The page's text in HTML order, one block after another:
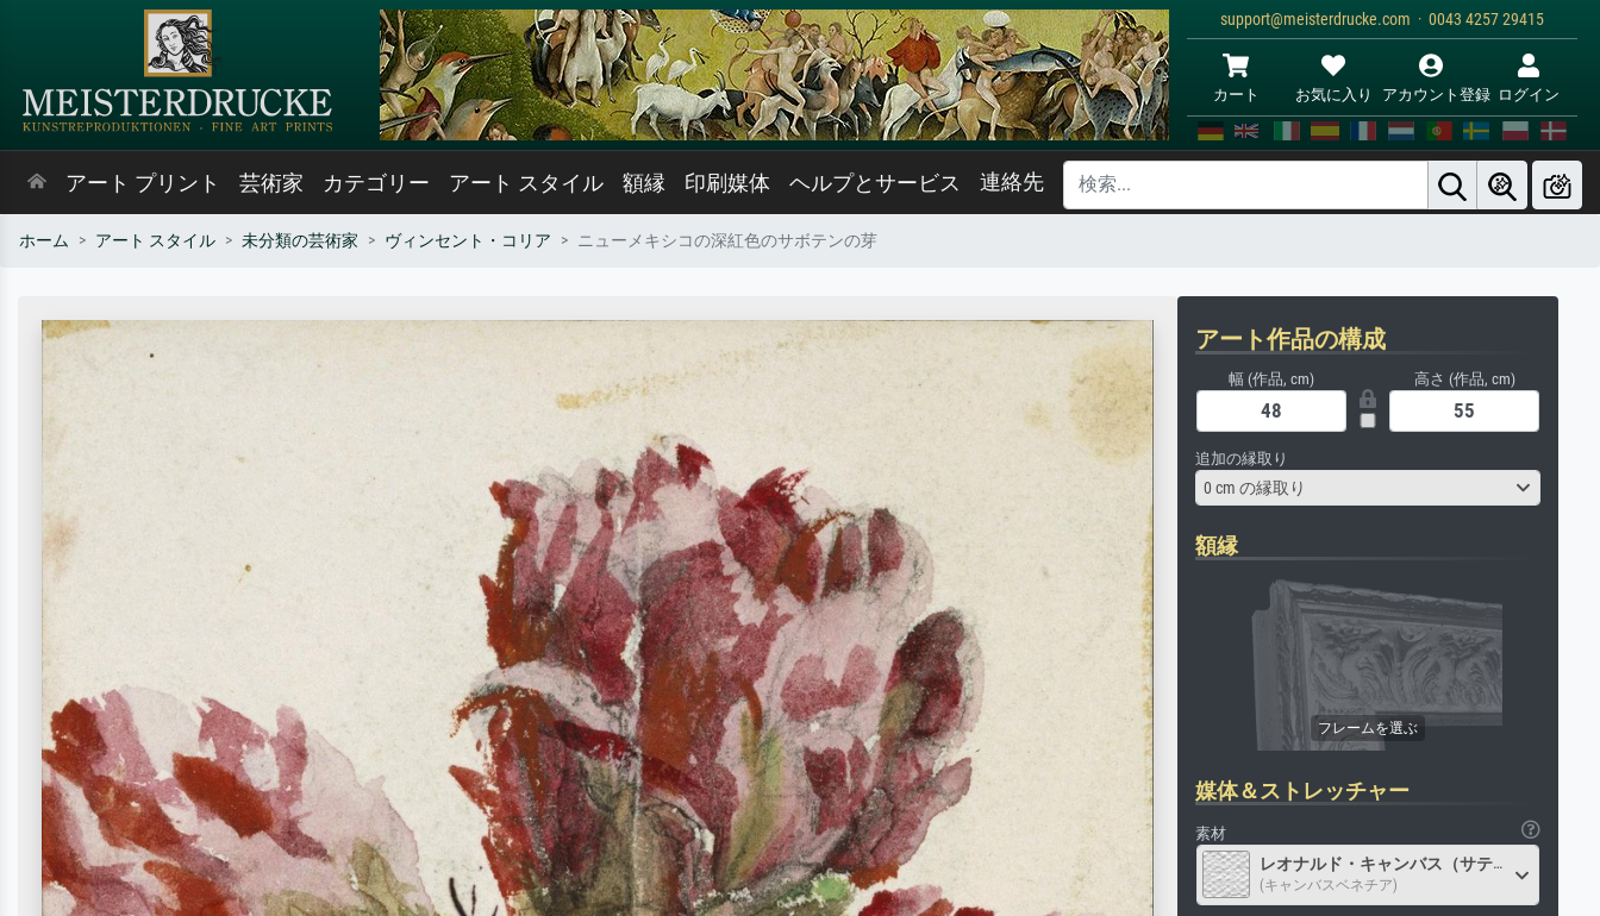
support@meisterdrucke.com · 0043 4257 29415
カート お気に入り アカウント登録 ログイン
アート プリント 芸術家 カテゴリー アート スタイル 額縁 印刷媒体 ヘルプとサービス 連絡先
ホーム アート スタイル 未分類の芸術家 ヴィンセント・コリア ニューメキシコの深紅色のサボテンの芽
アート作品の構成
幅 (作品, cm) 高さ (作品, cm)
追加の縁取り
0 cm の縁取り
額縁
媒体＆ストレッチャー
素材
レオナルド・キャンバス（サテン）
(キャンバスベネチア)